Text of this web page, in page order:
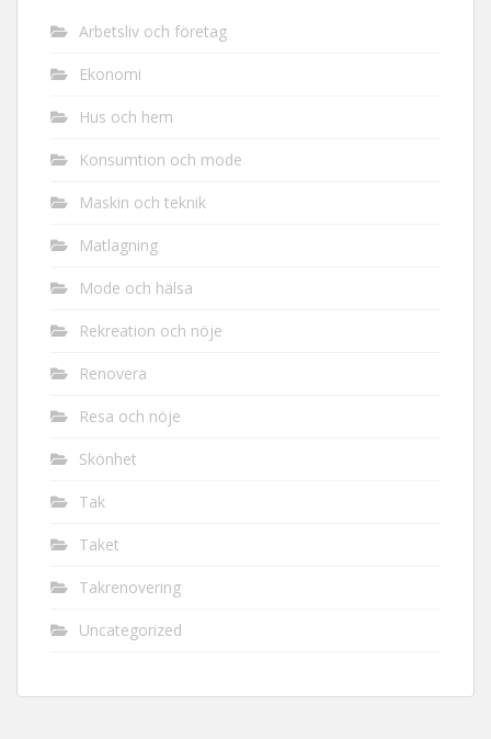
Arbetsliv och företag
Ekonomi
Hus och hem
Konsumtion och mode
Maskin och teknik
Matlagning
Mode och hälsa
Rekreation och nöje
Renovera
Resa och nöje
Skönhet
Tak
Taket
Takrenovering
Uncategorized